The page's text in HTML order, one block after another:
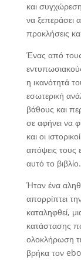
και
να ξεπεράσει
προκλήσεις
Ένας από
η ικανότητά
εσωτερική
βάθους και
σε αφήνει να
και οι
απόψεις τους
αυτό το βιβλίο.
Ήταν ένα
απορρίπτει
καταληφθεί,
κατάστασης
ολοκλήρωση
βρήκα τον